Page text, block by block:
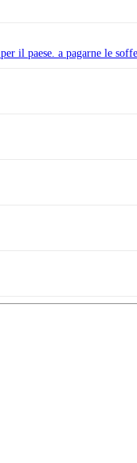
il paese. a pagarne le